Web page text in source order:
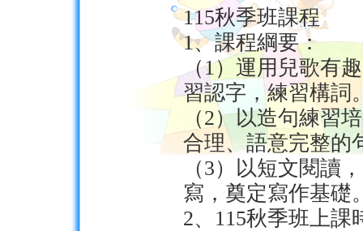
115秋季班課程
1、課程綱要：
（1）運用兒歌有
習認字，練習構詞
（2）以造句練習
合理、語意完整的
（3）以短文閱讀
寫，奠定寫作基礎
2、115秋季班上課